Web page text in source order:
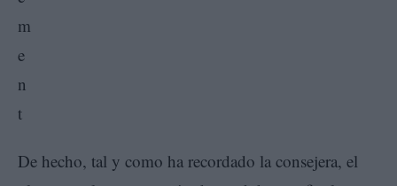
De hecho, tal y como ha recordado la consejera, el